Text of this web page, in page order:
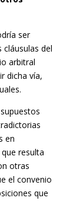
ser
del
arbitral
dicha vía,
en
resulta
otras
el convenio
que